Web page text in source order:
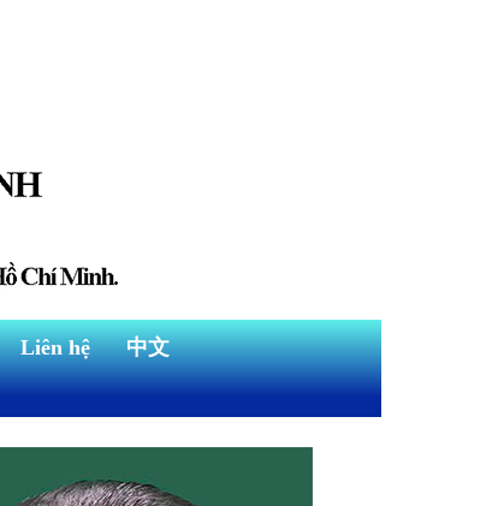
Liên hệ 中文